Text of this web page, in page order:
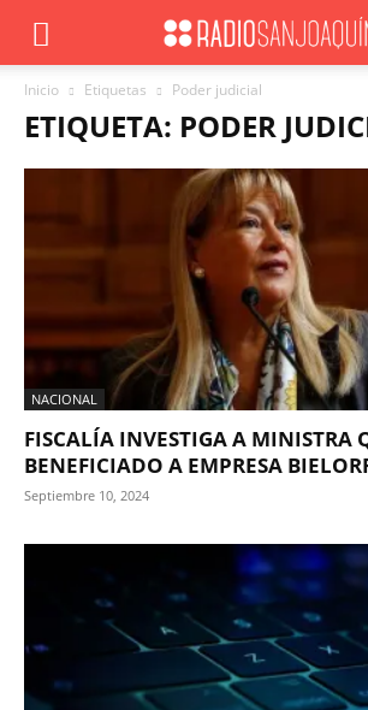
Inicio Etiquetas Poder judicial
ETIQUETA: PODER
NACIONAL
FISCALÍA INVESTIGA A MINISTRA
BENEFICIADO A EMPRESA
Septiembre 10, 2024